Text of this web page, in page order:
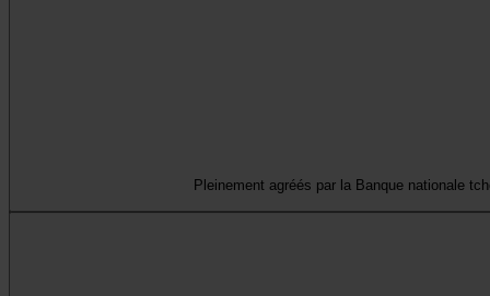
Pleinement agréés par la Banque nationale